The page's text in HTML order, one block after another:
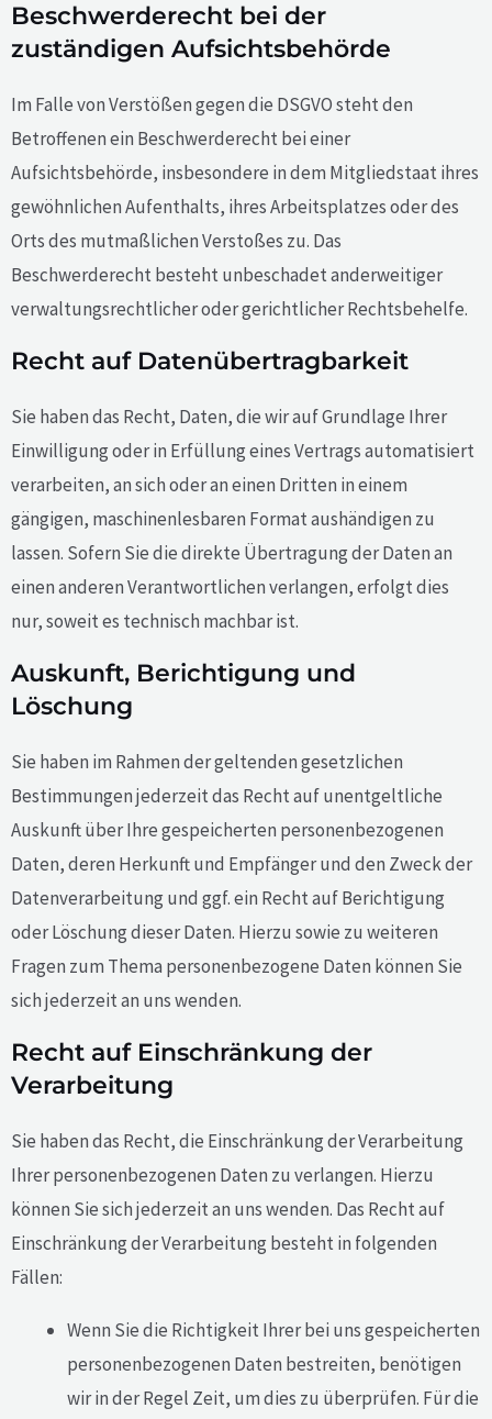
Beschwerde­recht bei der
zuständigen Aufsichts­behörde
Im Falle von Verstößen gegen die DSGVO steht den
Betroffenen ein Beschwerderecht bei einer
Aufsichtsbehörde, insbesondere in dem Mitgliedstaat ihres
gewöhnlichen Aufenthalts, ihres Arbeitsplatzes oder des
Orts des mutmaßlichen Verstoßes zu. Das
Beschwerderecht besteht unbeschadet anderweitiger
verwaltungsrechtlicher oder gerichtlicher Rechtsbehelfe.
Recht auf Daten­übertrag­barkeit
Sie haben das Recht, Daten, die wir auf Grundlage Ihrer
Einwilligung oder in Erfüllung eines Vertrags automatisiert
verarbeiten, an sich oder an einen Dritten in einem
gängigen, maschinenlesbaren Format aushändigen zu
lassen. Sofern Sie die direkte Übertragung der Daten an
einen anderen Verantwortlichen verlangen, erfolgt dies
nur, soweit es technisch machbar ist.
Auskunft, Berichtigung und
Löschung
Sie haben im Rahmen der geltenden gesetzlichen
Bestimmungen jederzeit das Recht auf unentgeltliche
Auskunft über Ihre gespeicherten personenbezogenen
Daten, deren Herkunft und Empfänger und den Zweck der
Datenverarbeitung und ggf. ein Recht auf Berichtigung
oder Löschung dieser Daten. Hierzu sowie zu weiteren
Fragen zum Thema personenbezogene Daten können Sie
sich jederzeit an uns wenden.
Recht auf Einschränkung der
Verarbeitung
Sie haben das Recht, die Einschränkung der Verarbeitung
Ihrer personenbezogenen Daten zu verlangen. Hierzu
können Sie sich jederzeit an uns wenden. Das Recht auf
Einschränkung der Verarbeitung besteht in folgenden
Fällen:
Wenn Sie die Richtigkeit Ihrer bei uns gespeicherten
personenbezogenen Daten bestreiten, benötigen
wir in der Regel Zeit, um dies zu überprüfen. Für die